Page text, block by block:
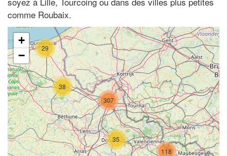
comme Roubaix.
29
118
38
35
307
+
−